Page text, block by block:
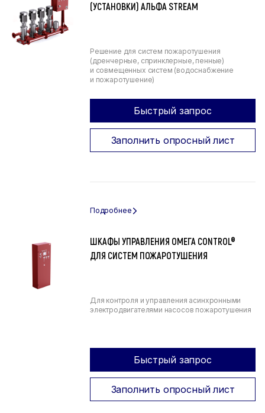
(УСТАНОВКИ) АЛЬФА STREAM
Решение для систем пожаротушения
(дренчерные, спринклерные, пенные)
и совмещенных систем (водоснабжение
и пожаротушение)
Быстрый запрос
Заполнить опросный лист
ШКАФЫ УПРАВЛЕНИЯ ОМЕГА CONTROL®
ДЛЯ СИСТЕМ ПОЖАРОТУШЕНИЯ
Для контроля и управления асинхронными
электродвигателями насосов пожаротушения
Быстрый запрос
Заполнить опросный лист